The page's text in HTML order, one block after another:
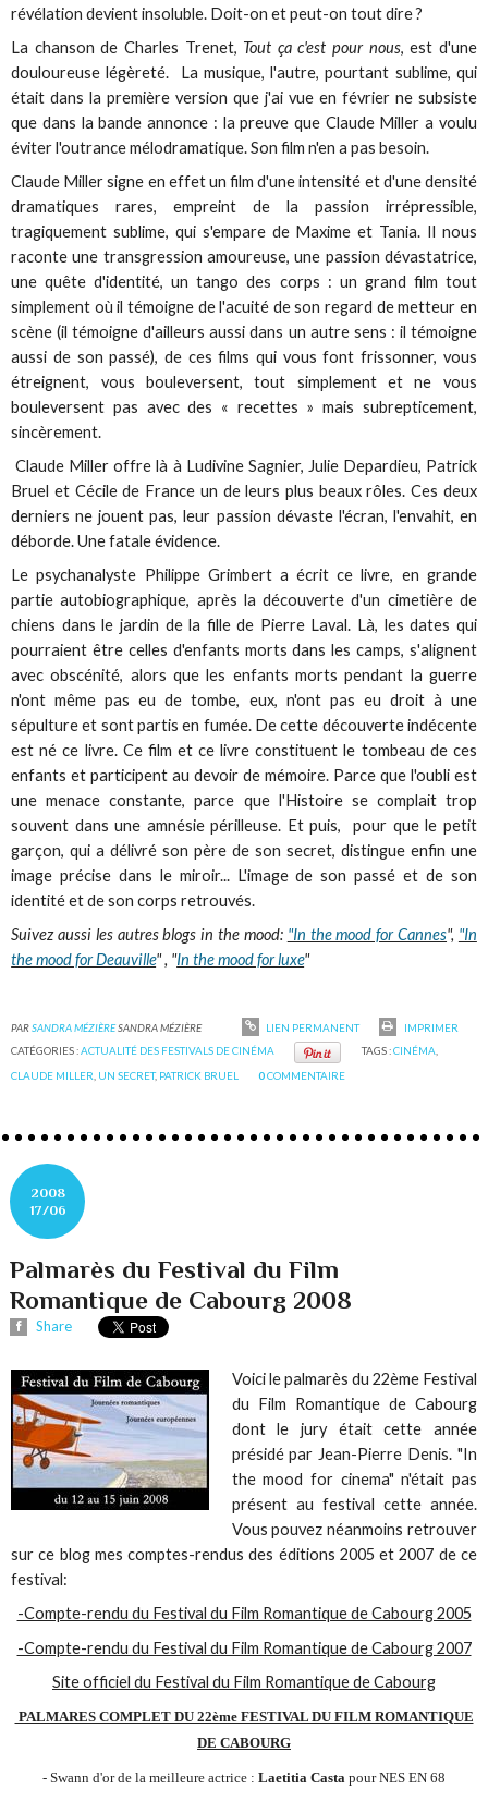
révélation devient insoluble. Doit-on et peut-on tout dire ?
La chanson de Charles Trenet, Tout ça c'est pour nous, est d'une
douloureuse légèreté. La musique, l'autre, pourtant sublime, qui
était dans la première version que j'ai vue en février ne subsiste
que dans la bande annonce : la preuve que Claude Miller a voulu
éviter l'outrance mélodramatique. Son film n'en a pas besoin.
Claude Miller signe en effet un film d'une intensité et d'une densité
dramatiques rares, empreint de la passion irrépressible,
tragiquement sublime, qui s'empare de Maxime et Tania. Il nous
raconte une transgression amoureuse, une passion dévastatrice,
une quête d'identité, un tango des corps : un grand film tout
simplement où il témoigne de l'acuité de son regard de metteur en
scène (il témoigne d'ailleurs aussi dans un autre sens : il témoigne
aussi de son passé), de ces films qui vous font frissonner, vous
étreignent, vous bouleversent, tout simplement et ne vous
bouleversent pas avec des « recettes » mais subrepticement,
sincèrement.
Claude Miller offre là à Ludivine Sagnier, Julie Depardieu, Patrick
Bruel et Cécile de France un de leurs plus beaux rôles. Ces deux
derniers ne jouent pas, leur passion dévaste l'écran, l'envahit, en
déborde. Une fatale évidence.
Le psychanalyste Philippe Grimbert a écrit ce livre, en grande
partie autobiographique, après la découverte d'un cimetière de
chiens dans le jardin de la fille de Pierre Laval. Là, les dates qui
pourraient être celles d'enfants morts dans les camps, s'alignent
avec obscénité, alors que les enfants morts pendant la guerre
n'ont même pas eu de tombe, eux, n'ont pas eu droit à une
sépulture et sont partis en fumée. De cette découverte indécente
est né ce livre. Ce film et ce livre constituent le tombeau de ces
enfants et participent au devoir de mémoire. Parce que l'oubli est
une menace constante, parce que l'Histoire se complait trop
souvent dans une amnésie périlleuse. Et puis, pour que le petit
garçon, qui a délivré son père de son secret, distingue enfin une
image précise dans le miroir... L'image de son passé et de son
identité et de son corps retrouvés.
Suivez aussi les autres blogs in the mood: "In the mood for Cannes", "In
the mood for Deauville" , "In the mood for luxe"
PARSANDRA MÉZIÈRESANDRA MÉZIÈRE LIEN PERMANENT
IMPRIMER
CATÉGORIES :ACTUALITÉ DES FESTIVALS DE CINÉMA TAGS :CINÉMA,
CLAUDE MILLER UN SECRET, PATRICK BRUEL 0COMMENTAIRE
2008
17/06
Palmarès du Festival du Film
Romantique de Cabourg 2008
Share
Voici le palmarès du 22ème Festival
du Film Romantique de Cabourg
dont le jury était cette année
présidé par Jean-Pierre Denis. "In
the mood for cinema" n'était pas
présent au festival cette année.
Vous pouvez néanmoins retrouver
sur ce blog mes comptes-rendus des éditions 2005 et 2007 de ce
festival:
-Compte-rendu du Festival du Film Romantique de Cabourg 2005
-Compte-rendu du Festival du Film Romantique de Cabourg 2007
Site officiel du Festival du Film Romantique de Cabourg
PALMARES COMPLET DU 22ème FESTIVAL DU FILM ROMANTIQUE
DE CABOURG
- Swann d'or de la meilleure actrice : Laetitia Casta pour NES EN 68